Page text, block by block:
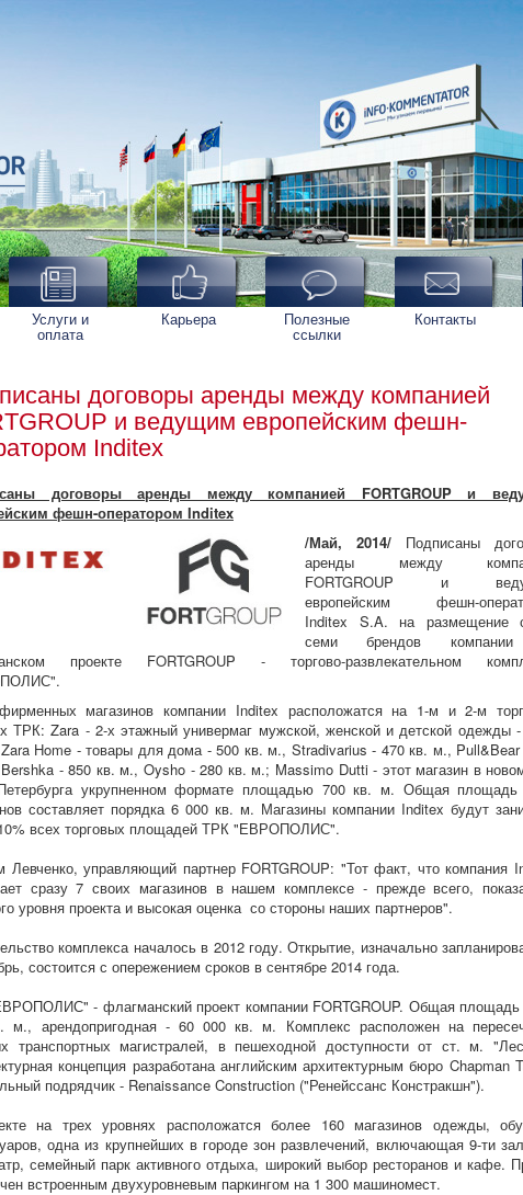
Услуги и
оплата
Карьера Полезные
ссылки
Контакты
договоры аренды между компанией
и ведущим европейским фешн-
Inditex
договоры аренды между компанией FORTGROUP и
фешн-оператором Inditex
/Май, 2014/ Подписаны
аренды между
FORTGROUP и
европейским фешн-
Inditex S.A. на размещение
семи брендов
проекте FORTGROUP - торгово-развлекательном
магазинов компании Inditex расположатся на 1-м и 2-м
ТРК: Zara - 2-х этажный универмаг мужской, женской и детской одежды
Home - товары для дома - 500 кв. м., Stradivarius - 470 кв. м.,
- 850 кв. м., Oysho - 280 кв. м.; Massimo Dutti - этот магазин в
укрупненном формате площадью 700 кв. м. Общая площадь
составляет порядка 6 000 кв. м. Магазины компании Inditex будут
всех торговых площадей ТРК "ЕВРОПОЛИС".
Левченко, управляющий партнер FORTGROUP: "Тот факт, что компания
сразу 7 своих магазинов в нашем комплексе - прежде всего,
уровня проекта и высокая оценка со стороны наших партнеров".
комплекса началось в 2012 году. Открытие, изначально
состоится с опережением сроков в сентябре 2014 года.
- флагманский проект компании FORTGROUP. Общая площадь
м., арендопригодная - 60 000 кв. м. Комплекс расположен на
транспортных магистралей, в пешеходной доступности от ст. м.
концепция разработана английским архитектурным бюро Chapman
подрядчик - Renaissance Construction ("Ренейссанс Констракшн").
на трех уровнях расположатся более 160 магазинов одежды,
одна из крупнейших в городе зон развлечений, включающая 9-ти
семейный парк активного отдыха, широкий выбор ресторанов и кафе.
встроенным двухуровневым паркингом на 1 300 машиномест.